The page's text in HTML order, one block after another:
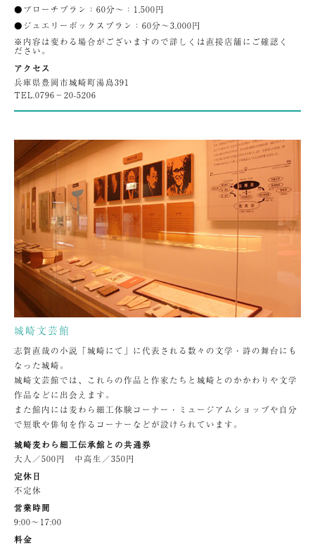
●ブローチプラン：60分〜：1,500円
●ジュエリーボックスプラン：60分〜3,000円
※内容は変わる場合がございますので詳しくは直接店舗にご確認く
ださい。
アクセス
兵庫県豊岡市城崎町湯島391
TEL.0796−20-5206
城崎文芸館
志賀直哉の小説「城崎にて」に代表される数々の文学・詩の舞台にも
なった城崎。
城崎文芸館では、これらの作品と作家たちと城崎とのかかわりや文学
作品などに出会えます。
また館内には麦わら細工体験コーナー・ミュージアムショップや自分
で短歌や俳句を作るコーナーなどが設けられています。
城崎麦わら細工伝承館との共通券
大人／500円 中高生／350円
定休日
不定休
営業時間
9:00〜17:00
料金